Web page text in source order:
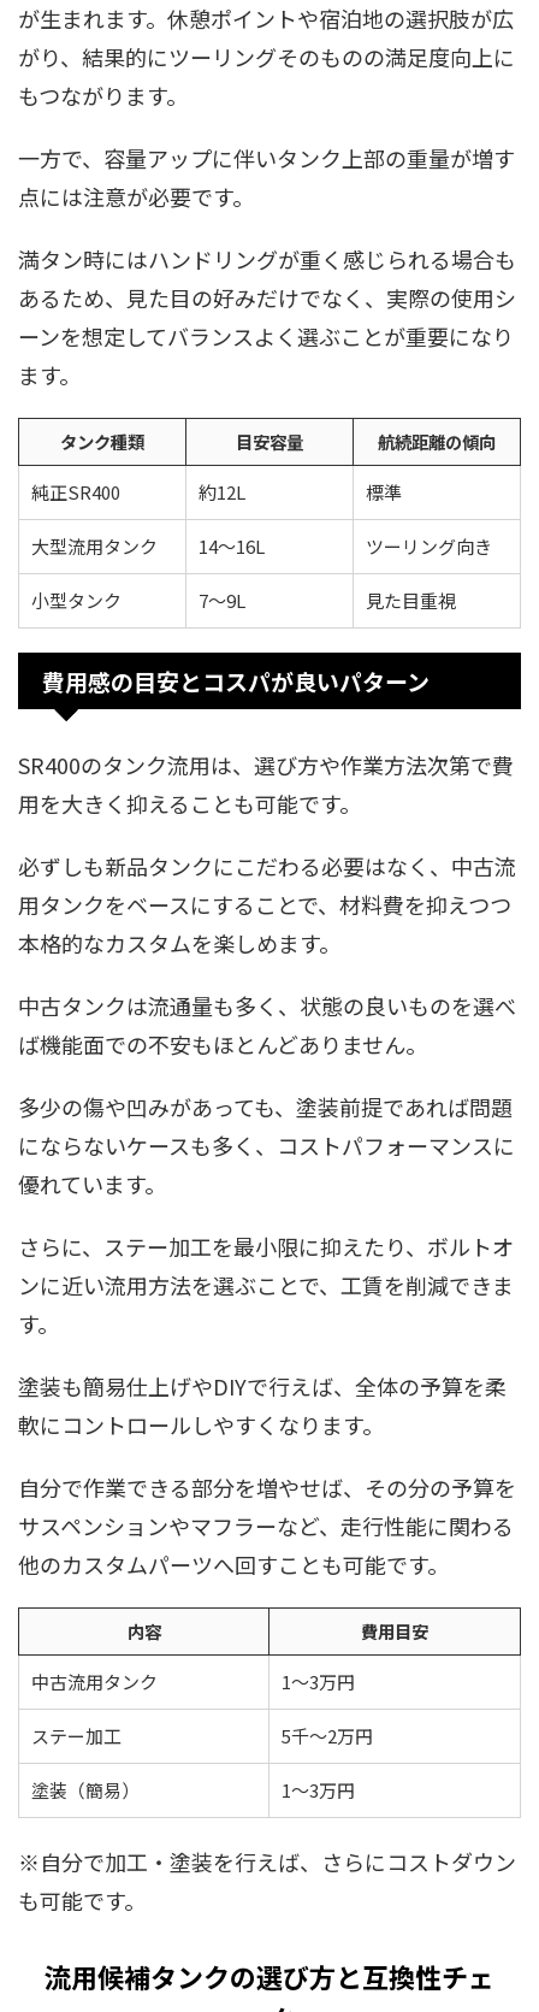
が生まれます。休憩ポイントや宿泊地の選択肢が広
がり、結果的にツーリングそのものの満足度向上に
もつながります。
一方で、容量アップに伴いタンク上部の重量が増す
点には注意が必要です。
満タン時にはハンドリングが重く感じられる場合も
あるため、見た目の好みだけでなく、実際の使用シ
ーンを想定してバランスよく選ぶことが重要になり
ます。
タンク種類 目安容量
航続距離の傾向
純正SR400
約12L 標準
大型流用タンク 14〜16L ツーリング向き
小型タンク 7〜9L 見た目重視
費用感の目安とコスパが良いパターン
SR400のタンク流用は、選び方や作業方法次第で費
用を大きく抑えることも可能です。
必ずしも新品タンクにこだわる必要はなく、中古流
用タンクをベースにすることで、材料費を抑えつつ
本格的なカスタムを楽しめます。
中古タンクは流通量も多く、状態の良いものを選べ
ば機能面での不安もほとんどありません。
多少の傷や凹みがあっても、塗装前提であれば問題
にならないケースも多く、コストパフォーマンスに
優れています。
さらに、ステー加工を最小限に抑えたり、ボルトオ
ンに近い流用方法を選ぶことで、工賃を削減できま
す。
塗装も簡易仕上げやDIYで行えば、全体の予算を柔
軟にコントロールしやすくなります。
自分で作業できる部分を増やせば、その分の予算を
サスペンションやマフラーなど、走行性能に関わる
他のカスタムパーツへ回すことも可能です。
内容
費用目安
中古流用タンク
1〜3万円
ステー加工 5千〜2万円
塗装（簡易） 1〜3万円
※自分で加工・塗装を行えば、さらにコストダウン
も可能です。
流用候補タンクの選び方と互換性チェ